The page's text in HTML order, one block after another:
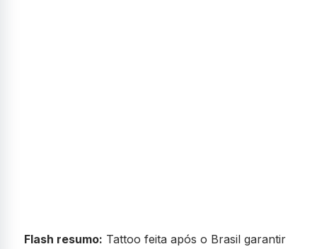
Flash resumo: Tattoo feita após o Brasil garantir